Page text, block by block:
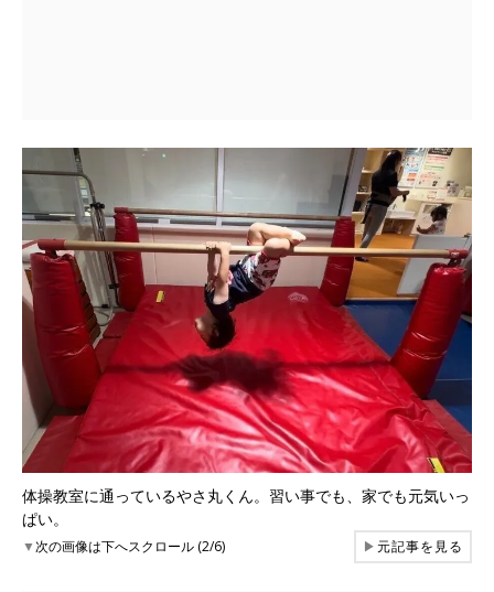
体操教室に通っているやさ丸くん。習い事でも、家でも元気いっ
ぱい。
▼次の画像は下へスクロール (2/6) ▶元記事を見る